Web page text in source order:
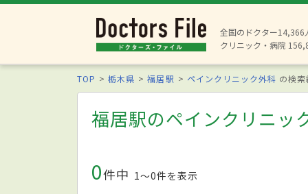
全国のドクター14,366
クリニック・病院
TOP 栃木県 福居駅 ペインクリニック外科 の検
福居駅のペインクリニッ
0件中 1〜0件を表示